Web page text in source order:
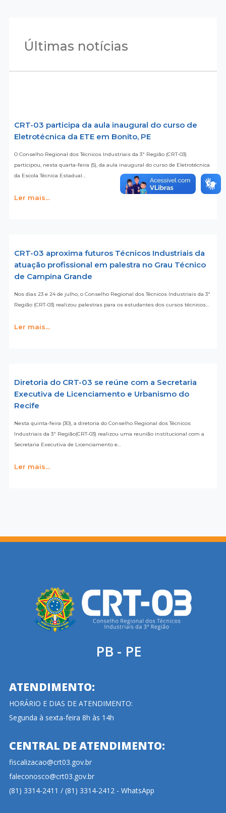
Últimas notícias
CRT-03 participa da aula inaugural do curso de
Eletrotécnica da ETE em Bonito, PE
O Conselho Regional dos Técnicos Industriais da 3ª Região (CRT-03)
participou, nesta quarta-feira (5), da aula inaugural do curso de Eletrotécnica
da Escola Técnica Estadual…
Ler mais...
CRT-03 aproxima futuros Técnicos Industriais da
atuação profissional em palestra no Grau Técnico
de Campina Grande
Nos dias 23 e 24 de julho, o Conselho Regional dos Técnicos Industriais da 3ª
Região (CRT-03) realizou palestras para os estudantes dos cursos técnicos…
Ler mais...
Diretoria do CRT-03 se reúne com a Secretaria
Executiva de Licenciamento e Urbanismo do
Recife
Nesta quinta-feira (30), a diretoria do Conselho Regional dos Técnicos
Industriais da 3ª Região(CRT-03) realizou uma reunião institucional com a
Secretaria Executiva de Licenciamento e…
Ler mais...
PB - PE
ATENDIMENTO:
HORÁRIO E DIAS DE ATENDIMENTO:
Segunda à sexta-feira 8h às 14h
CENTRAL DE ATENDIMENTO:
fiscalizacao@crt03.gov.br
faleconosco@crt03.gov.br
(81) 3314-2411 / (81) 3314-2412 - WhatsApp